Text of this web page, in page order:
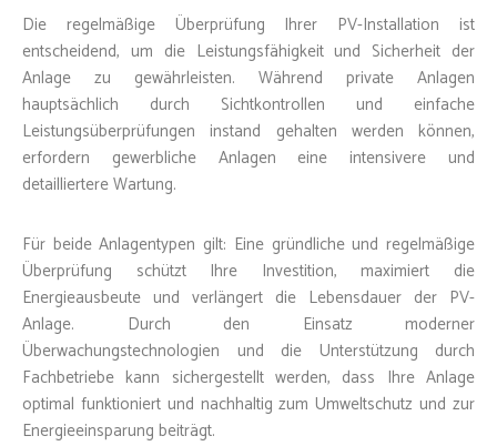
Die regelmäßige Überprüfung Ihrer PV-Installation ist
entscheidend, um die Leistungsfähigkeit und Sicherheit der
Anlage zu gewährleisten. Während private Anlagen
hauptsächlich durch Sichtkontrollen und einfache
Leistungsüberprüfungen instand gehalten werden können,
erfordern gewerbliche Anlagen eine intensivere und
detailliertere Wartung.
Für beide Anlagentypen gilt: Eine gründliche und regelmäßige
Überprüfung schützt Ihre Investition, maximiert die
Energieausbeute und verlängert die Lebensdauer der PV-
Anlage. Durch den Einsatz moderner
Überwachungstechnologien und die Unterstützung durch
Fachbetriebe kann sichergestellt werden, dass Ihre Anlage
optimal funktioniert und nachhaltig zum Umweltschutz und zur
Energieeinsparung beiträgt.